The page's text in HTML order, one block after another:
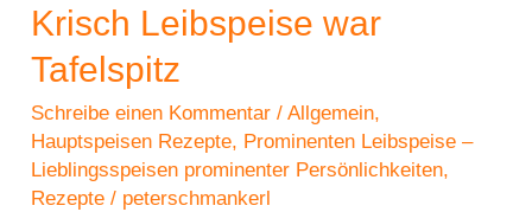
Krisch Leibspeise war
Tafelspitz
Schreibe einen Kommentar /Allgemein,
Hauptspeisen Rezepte, Prominenten Leibspeise –
Lieblingsspeisen prominenter Persönlichkeiten,
Rezepte / peterschmankerl